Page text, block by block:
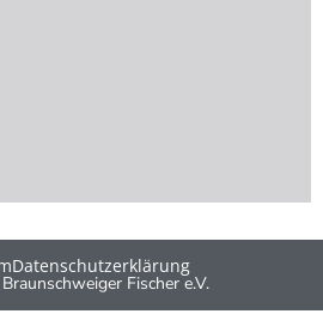
Datenschutzerklärung
Fischer e.V.